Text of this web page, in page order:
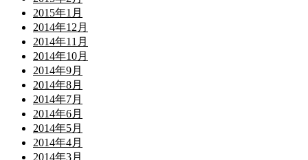
2015年1月
2014年12月
2014年11月
2014年10月
2014年9月
2014年8月
2014年7月
2014年6月
2014年5月
2014年4月
2014年3月